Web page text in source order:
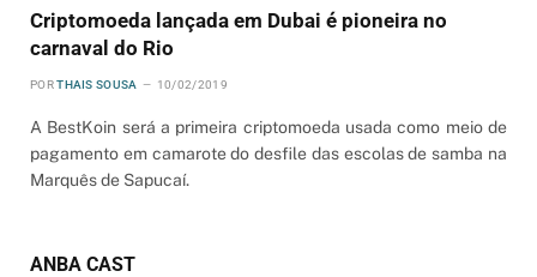
Criptomoeda lançada em Dubai é pioneira no
carnaval do Rio
POR THAIS SOUSA 10/02/2019
A BestKoin será a primeira criptomoeda usada como meio de
pagamento em camarote do desfile das escolas de samba na
Marquês de Sapucaí.
ANBA CAST